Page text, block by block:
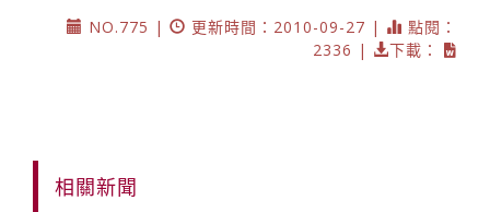
NO.775 |
更新時間：2010-09-27 |
點閱：
2336 |
下載：
相關新聞